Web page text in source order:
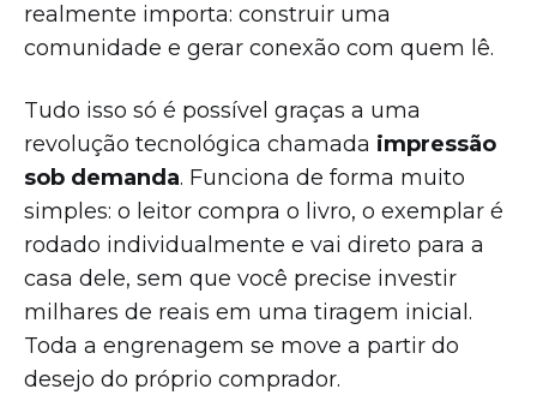
realmente importa: construir uma
comunidade e gerar conexão com quem lê.
Tudo isso só é possível graças a uma
revolução tecnológica chamada impressão
sob demanda. Funciona de forma muito
simples: o leitor compra o livro, o exemplar é
rodado individualmente e vai direto para a
casa dele, sem que você precise investir
milhares de reais em uma tiragem inicial.
Toda a engrenagem se move a partir do
desejo do próprio comprador.